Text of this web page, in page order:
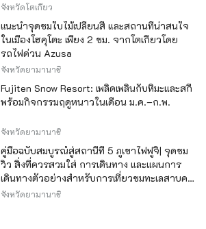
จังหวัดโตเกียว
แนะนำจุดชมใบไม้เปลี่ยนสี และสถานที่น่าสนใจ
ในเมืองโฮคุโตะ เพียง 2 ชม. จากโตเกียวโดย
รถไฟด่วน Azusa
จังหวัดยามานาชิ
Fujiten Snow Resort: เพลิดเพลินกับหิมะและสกี
พร้อมกิจกรรมฤดูหนาวในเดือน ม.ค.–ก.พ.
จังหวัดยามานาชิ
คู่มือฉบับสมบูรณ์สู่สถานีที่ 5 ภูเขาไฟฟูจิ| จุดชม
วิว สิ่งที่ควรสวมใส่ การเดินทาง และแผนการ
เดินทางตัวอย่างสำหรับการเที่ยวชมทะเลสาบคา
วากุจิ
จังหวัดยามานาชิ